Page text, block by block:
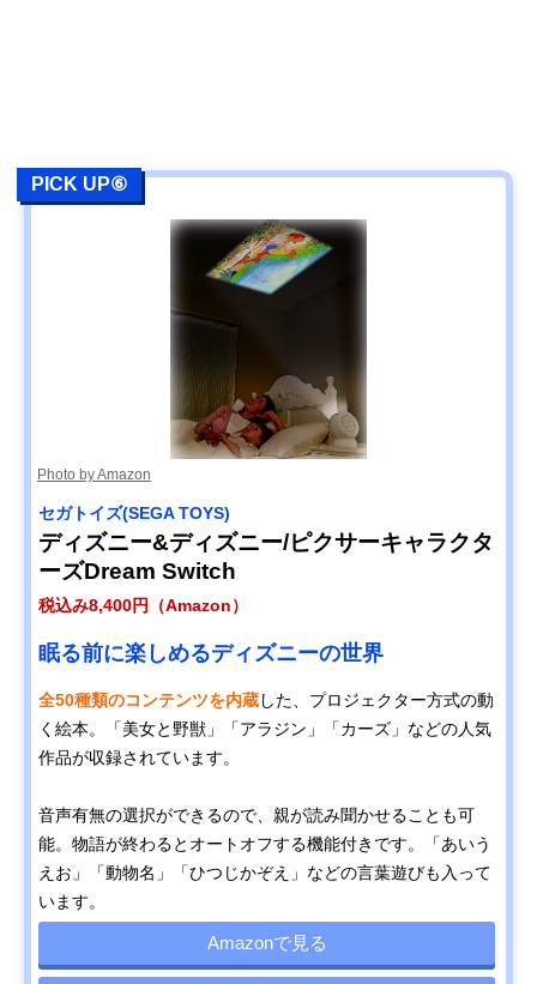
PICK UP⑥
Photo by Amazon
セガトイズ(SEGA TOYS)
ディズニー&ディズニー/ピクサーキャラクタ
ーズDream Switch
税込み8,400円（Amazon）
眠る前に楽しめるディズニーの世界
全50種類のコンテンツを内蔵した、プロジェクター方式の動
く絵本。「美女と野獣」「アラジン」「カーズ」などの人気
作品が収録されています。
音声有無の選択ができるので、親が読み聞かせることも可
能。物語が終わるとオートオフする機能付きです。「あいう
えお」「動物名」「ひつじかぞえ」などの言葉遊びも入って
います。
Amazonで見る